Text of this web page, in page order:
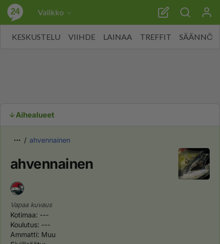
Valikko
KESKUSTELU VIIHDE LAINAA TREFFIT SÄÄNNÖT
Aihealueet
ahvennainen
ahvennainen
Vapaa kuvaus
Kotimaa: ---
Koulutus: ---
Ammatti: Muu